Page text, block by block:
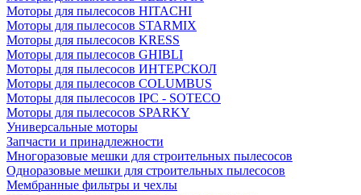
Моторы для пылесосов HITACHI
Моторы для пылесосов STARMIX
Моторы для пылесосов KRESS
Моторы для пылесосов GHIBLI
Моторы для пылесосов ИНТЕРСКОЛ
Моторы для пылесосов COLUMBUS
Моторы для пылесосов IPC - SOTECO
Моторы для пылесосов SPARKY
Универсальные моторы
Запчасти и принадлежности
Многоразовые мешки для строительных пылесосов
Одноразовые мешки для строительных пылесосов
Мембранные фильтры и чехлы